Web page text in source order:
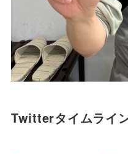
Twitterタイムライ